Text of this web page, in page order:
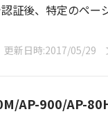
証後、特定のペー
更新日時 2017/05/29
AP-900/AP-